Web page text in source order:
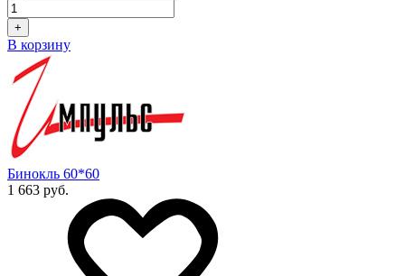
+
В корзину
Бинокль 60*60
1 663 руб.